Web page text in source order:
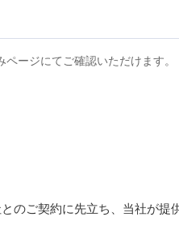
ージにてご確認いただけます。
のご契約に先立ち、当社が